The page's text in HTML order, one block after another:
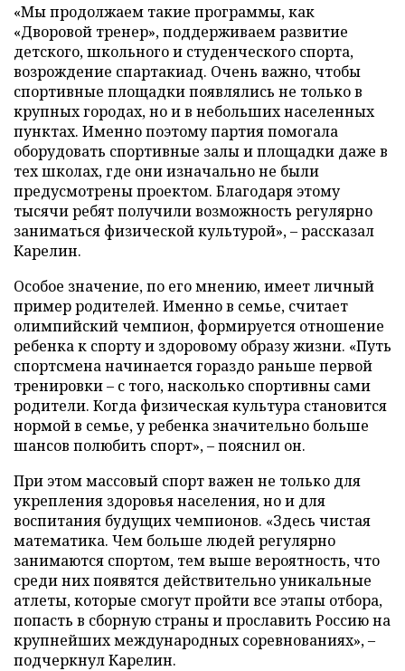
«Мы продолжаем такие программы, как
«Дворовой тренер», поддерживаем развитие
детского, школьного и студенческого спорта,
возрождение спартакиад. Очень важно, чтобы
спортивные площадки появлялись не только в
крупных городах, но и в небольших населенных
пунктах. Именно поэтому партия помогала
оборудовать спортивные залы и площадки даже в
тех школах, где они изначально не были
предусмотрены проектом. Благодаря этому
тысячи ребят получили возможность регулярно
заниматься физической культурой», – рассказал
Карелин.
Особое значение, по его мнению, имеет личный
пример родителей. Именно в семье, считает
олимпийский чемпион, формируется отношение
ребенка к спорту и здоровому образу жизни. «Путь
спортсмена начинается гораздо раньше первой
тренировки – с того, насколько спортивны сами
родители. Когда физическая культура становится
нормой в семье, у ребенка значительно больше
шансов полюбить спорт», – пояснил он.
При этом массовый спорт важен не только для
укрепления здоровья населения, но и для
воспитания будущих чемпионов. «Здесь чистая
математика. Чем больше людей регулярно
занимаются спортом, тем выше вероятность, что
среди них появятся действительно уникальные
атлеты, которые смогут пройти все этапы отбора,
попасть в сборную страны и прославить Россию на
крупнейших международных соревнованиях», –
подчеркнул Карелин.